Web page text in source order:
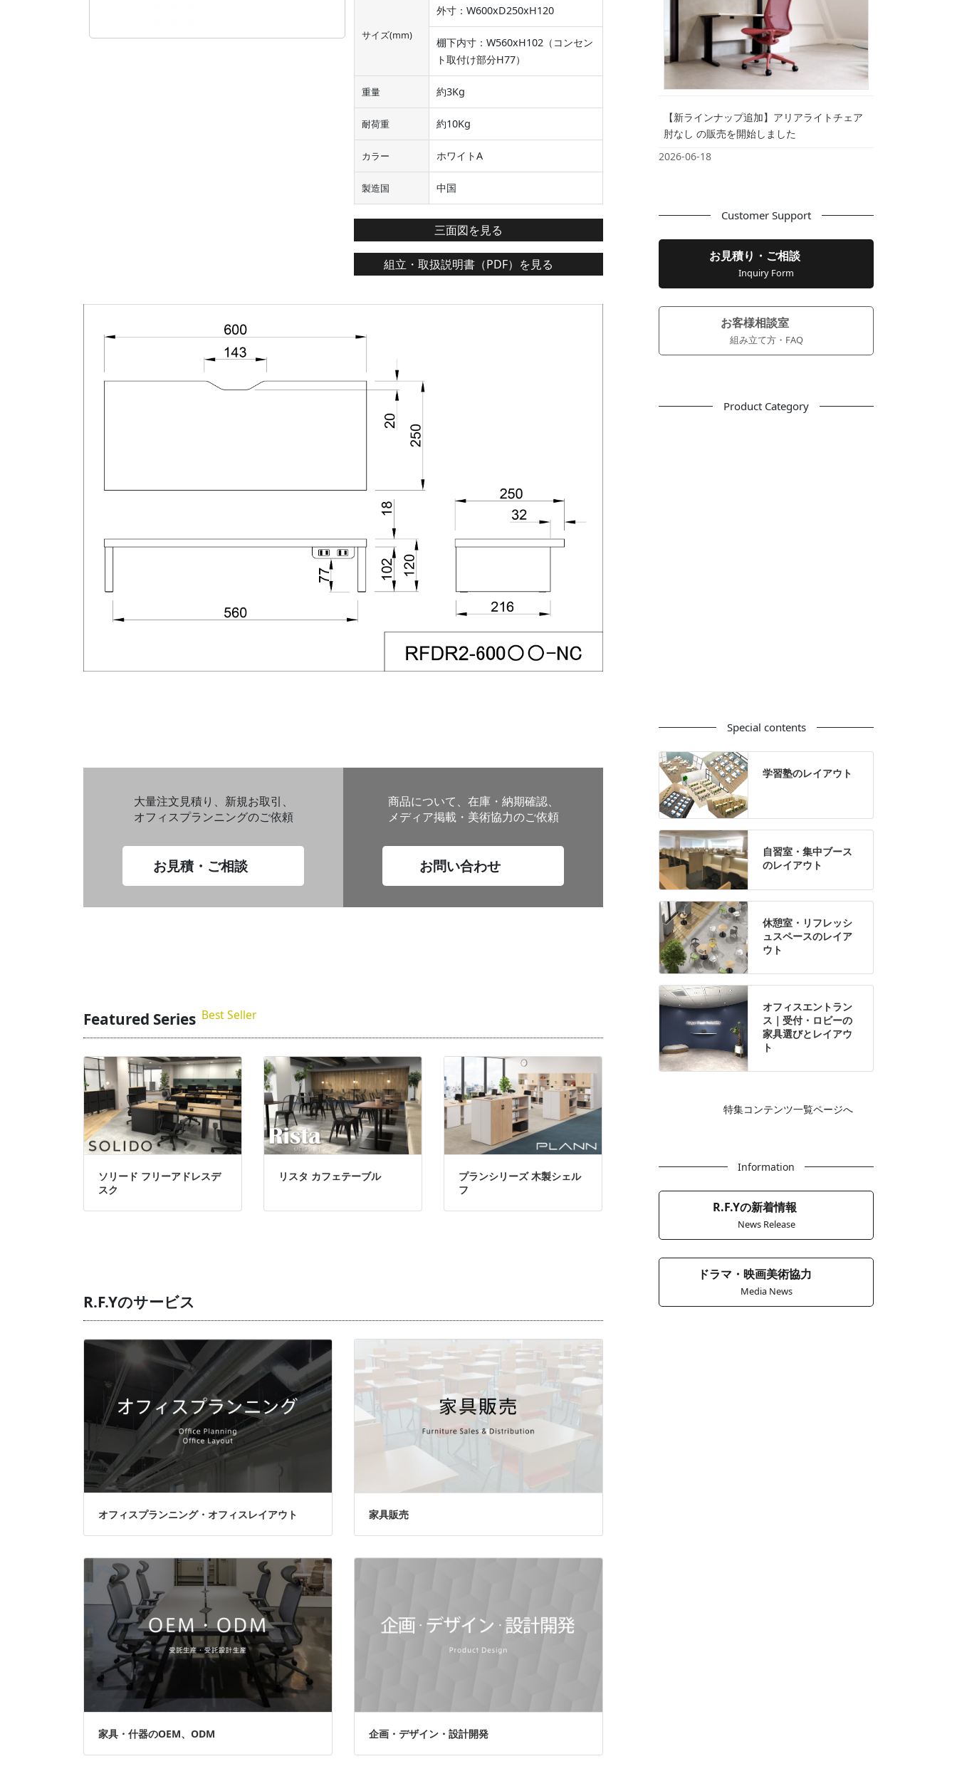
サイズ(mm)
外寸：W600xD250xH120
棚下内寸：W560xH102（コンセン
ト取付け部分H77）
重量 約3Kg
耐荷重 約10Kg
カラー ホワイトA
製造国 中国
三面図を見る
組立・取扱説明書（PDF）を見る
大量注文見積り、新規お取引、
オフィスプランニングのご依頼
お見積・ご相談
商品について、在庫・納期確認、
メディア掲載・美術協力のご依頼
お問い合わせ
Featured Series Best Seller
ソリード フリーアドレスデ
スク
リスタ カフェテーブル
プランシリーズ 木製シェル
フ
R.F.Yのサービス
オフィスプランニング・オフィスレイアウト 家具販売
家具・什器のOEM、ODM 企画・デザイン・設計開発
【新ラインナップ追加】アリアライトチェア
肘なし の販売を開始しました
2026-06-18
Customer Support
お見積り・ご相談
Inquiry Form
お客様相談室
組み立て方・FAQ
Product Category
Special contents
学習塾のレイアウト
自習室・集中ブース
のレイアウト
休憩室・リフレッシ
ュスペースのレイア
ウト
オフィスエントラン
ス｜受付・ロビーの
家具選びとレイアウ
ト
特集コンテンツ一覧ページへ
Information
R.F.Yの新着情報
News Release
ドラマ・映画美術協力
Media News